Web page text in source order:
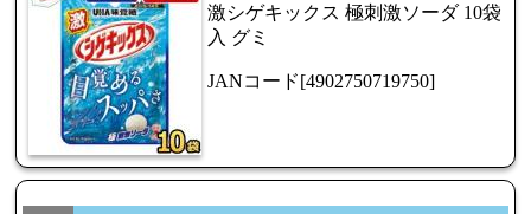
激シゲキックス 極刺激ソーダ 10袋
入 グミ
JANコード[4902750719750]